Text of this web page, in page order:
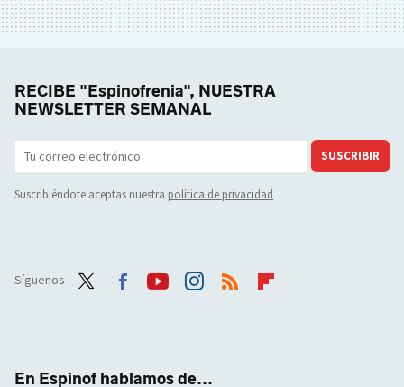
RECIBE "Espinofrenia", NUESTRA
NEWSLETTER SEMANAL
SUSCRIBIR
Suscribiéndote aceptas nuestra política de privacidad
Síguenos
En Espinof hablamos de...